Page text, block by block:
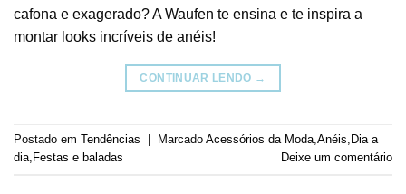
cafona e exagerado? A Waufen te ensina e te inspira a
montar looks incríveis de anéis!
CONTINUAR LENDO →
Postado em Tendências Marcado Acessórios da Moda,Anéis, Dia a
dia, Festas e baladas Deixe um comentário